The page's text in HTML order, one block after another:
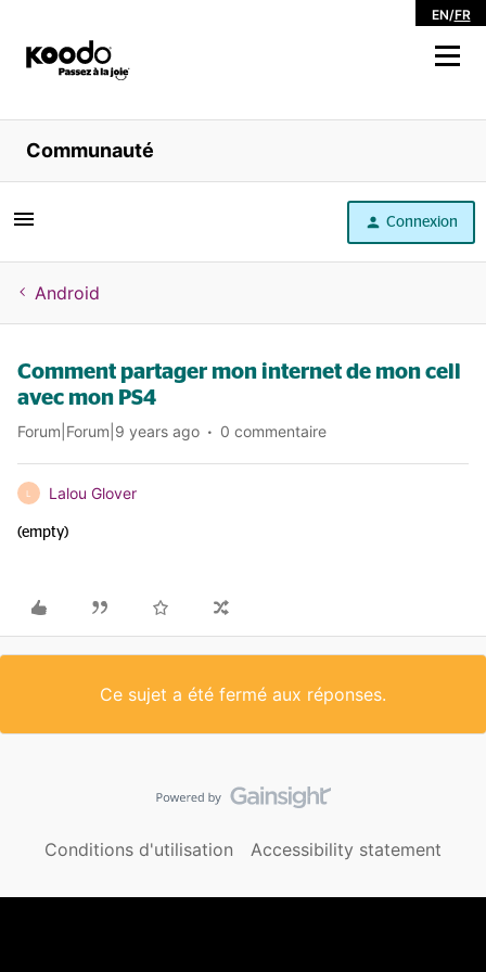
EN/FR
Magasiner
Libre service
Aide
Communauté
Connexion
Android
Comment partager mon internet de mon cell
avec mon PS4
Forum|Forum|9 years ago 0 commentaire
L Lalou Glover
(empty)
Ce sujet a été fermé aux réponses.
Conditions d'utilisation Accessibility statement